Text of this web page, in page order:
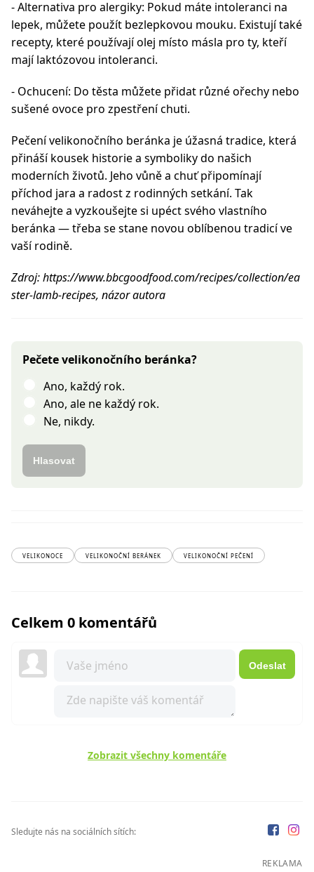
- Alternativa pro alergiky: Pokud máte intoleranci na
lepek, můžete použít bezlepkovou mouku. Existují také
recepty, které používají olej místo másla pro ty, kteří
mají laktózovou intoleranci.
- Ochucení: Do těsta můžete přidat různé ořechy nebo
sušené ovoce pro zpestření chuti.
Pečení velikonočního beránka je úžasná tradice, která
přináší kousek historie a symboliky do našich
moderních životů. Jeho vůně a chuť připomínají
příchod jara a radost z rodinných setkání. Tak
neváhejte a vyzkoušejte si upéct svého vlastního
beránka — třeba se stane novou oblíbenou tradicí ve
vaší rodině.
Zdroj: https://www.bbcgoodfood.com/recipes/collection/ea
ster-lamb-recipes, názor autora
Pečete velikonočního beránka?
Ano, každý rok.
Ano, ale ne každý rok.
Ne, nikdy.
Hlasovat
VELIKONOCE VELIKONOČNÍ BERÁNEK VELIKONOČNÍ PEČENÍ
Celkem 0 komentářů
Odeslat
Zobrazit všechny komentáře
Sledujte nás na sociálních sítích:
REKLAMA